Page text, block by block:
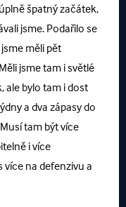
špatný začátek,
jsme. Podařilo se
měli pět
jsme tam i světlé
ale bylo tam i dost
a dva zápasy do
tam být více
i více
na defenzivu a